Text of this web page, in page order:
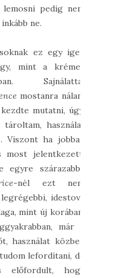
pedig nem
ne.
ez egy igen
mint a krémes
Sajnálattal
mostanra nálam
mutatni, úgy,
használat
ha jobban
jelentkezett,
egyre szárazabbá
-nél ezt nem
idestova
mint új korában,
már a
használat közben
lefordítani, de
hogy